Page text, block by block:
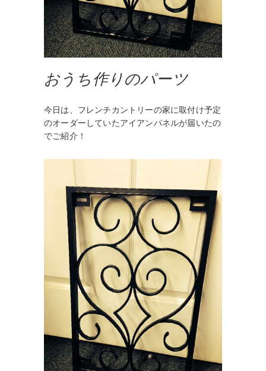
おうち作りのパーツ
今日は、フレンチカントリーの家に取付け予定
のオーダーしていたアイアンパネルが届いたの
でご紹介！